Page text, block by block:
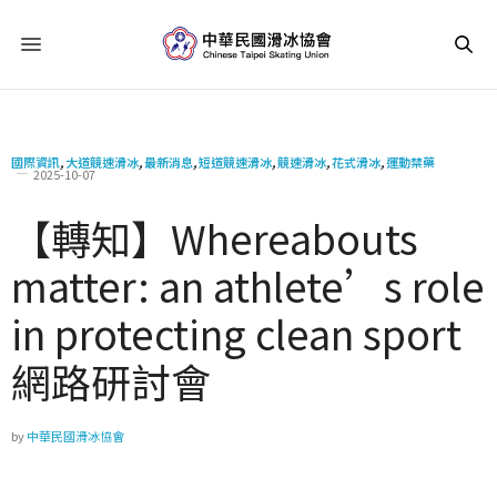
國際資訊,大道競速滑冰,最新消息,短道競速滑冰,競速滑冰,花式滑冰,運動禁藥
2025-10-07
【轉知】Whereabouts
matter: an athlete’s role
in protecting clean sport
網路研討會
by中華民國滑冰協會